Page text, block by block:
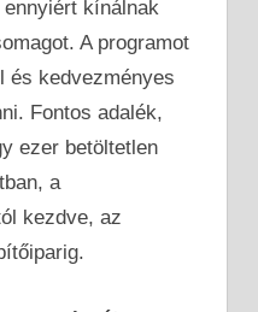
kínálnak
A programot
és kedvezményes
Fontos adalék,
ezer betöltetlen
a
kezdve, az